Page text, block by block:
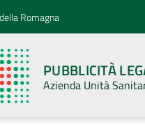
Romagna
PUBBLICITÀ
Azienda Unità